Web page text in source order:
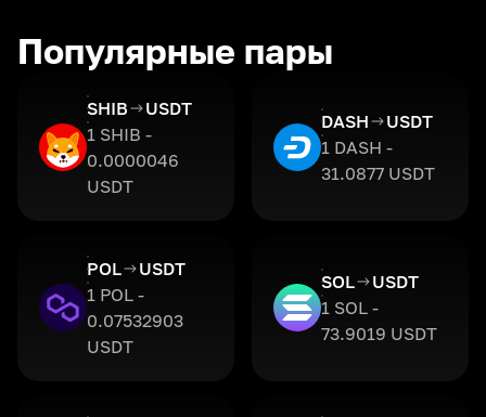
Популярные пары
SHIB
USDT
1 SHIB -
0.0000046
USDT
DASH
USDT
1 DASH -
31.0877 USDT
POL
USDT
1 POL -
0.07532903
USDT
SOL
USDT
1 SOL -
73.9019 USDT